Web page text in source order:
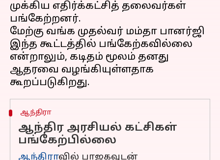
முக்கிய எதிர்க்கட்சித் தலைவர்கள்
பங்கேற்றனர்.
மேற்கு வங்க முதல்வர் மம்தா பானர்ஜி
இந்த கூட்டத்தில் பங்கேற்கவில்லை
என்றாலும், கடிதம் மூலம் தனது
ஆதரவை வழங்கியுள்ளதாக
ஆந்திரா
ஆந்திர அரசியல் கட்சிகள்
பங்கேற்பில்லை
ஆந்திராவில் பாஜகவுடன்